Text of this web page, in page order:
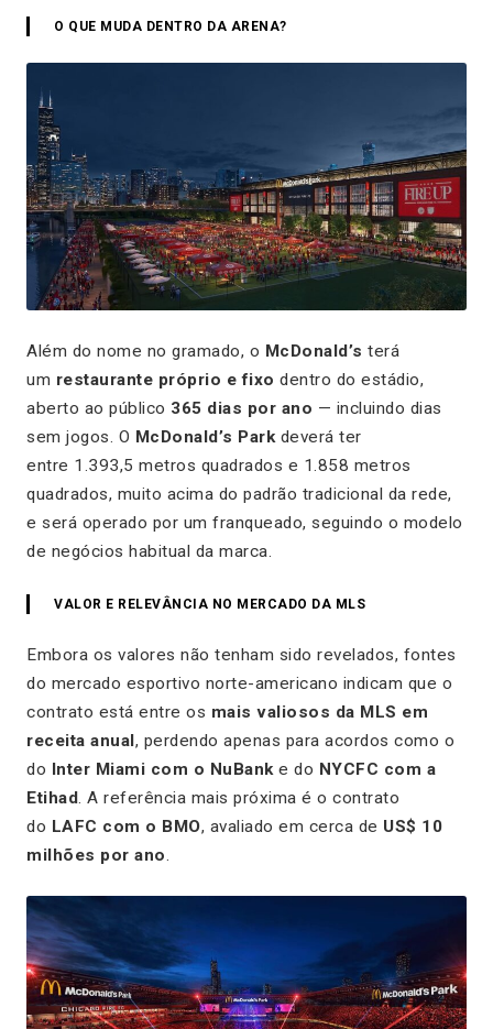
O QUE MUDA DENTRO DA ARENA?
Além do nome no gramado, o McDonald’s terá
um restaurante próprio e fixo dentro do estádio,
aberto ao público 365 dias por ano — incluindo dias
sem jogos. O McDonald’s Parkdeverá ter
entre 1.393,5 metros quadrados e 1.858 metros
quadrados, muito acima do padrão tradicional da rede,
e será operado por um franqueado, seguindo o modelo
de negócios habitual da marca.
VALOR E RELEVÂNCIA NO MERCADO DA MLS
Embora os valores não tenham sido revelados, fontes
do mercado esportivo norte-americano indicam que o
contrato está entre os mais valiosos da MLS em
receita anual, perdendo apenas para acordos como o
do Inter Miami com o NuBanke do NYCFC com a
Etihad. A referência mais próxima é o contrato
do LAFC com o BMO, avaliado em cerca de US$ 10
milhões por ano.